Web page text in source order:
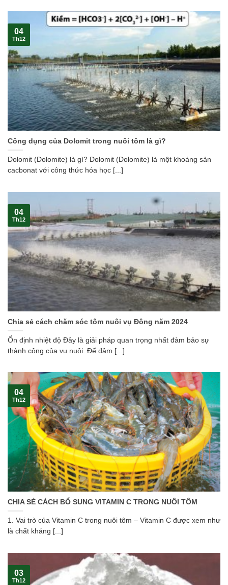
Công dụng của Dolomit trong nuôi tôm là gì?
Dolomit (Dolomite) là gì? Dolomit (Dolomite) là một khoáng sản
cacbonat với công thức hóa học [...]
04
Th12
Chia sẻ cách chăm sóc tôm nuôi vụ Đông năm 2024
Ổn định nhiệt độ Đây là giải pháp quan trọng nhất đảm bảo sự
thành công của vụ nuôi. Để đảm [...]
04
Th12
CHIA SẺ CÁCH BỔ SUNG VITAMIN C TRONG NUÔI TÔM
1. Vai trò của Vitamin C trong nuôi tôm – Vitamin C được xem như
là chất kháng [...]
04
Th12
03
Th12